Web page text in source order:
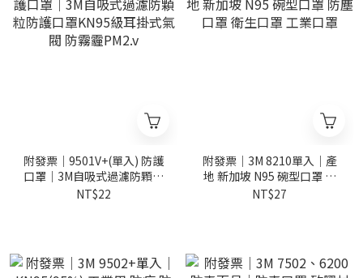
附發票｜9501V+(單入) 防護
口罩｜3M自吸式過濾防顆粒
防護口罩KN95級耳掛式氣閥
NT$22
附發票｜3M 8210單入｜產
地 新加坡 N95 碗型口罩 防
塵口罩 衛生口罩 工業口罩
NT$27